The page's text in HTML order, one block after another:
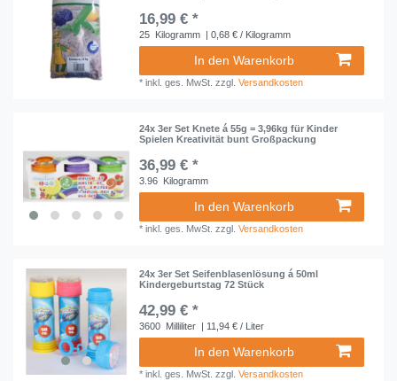
16,99 € *
25 Kilogramm | 0,68 € / Kilogramm
In den Warenkorb
*inkl. ges. MwSt. zzgl.Versandkosten
24x 3er Set Knete á 55g = 3,96kg für Kinder
Spielen Kreativität bunt Großpackung
36,99 € *
3.96 Kilogramm
In den Warenkorb
*inkl. ges. MwSt. zzgl.Versandkosten
24x 3er Set Seifenblasenlösung á 50ml
Kindergeburtstag 72 Stück
42,99 € *
3600 Milliliter | 11,94 € / Liter
In den Warenkorb
*inkl. ges. MwSt. zzgl.Versandkosten